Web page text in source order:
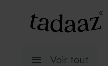
Voir tout